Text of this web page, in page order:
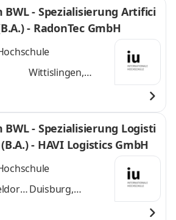
BWL - Spezialisierung Artifici
- RadonTec GmbH
Wittislingen,
- Spezialisierung Logisti
- HAVI Logistics GmbH
Duisburg,